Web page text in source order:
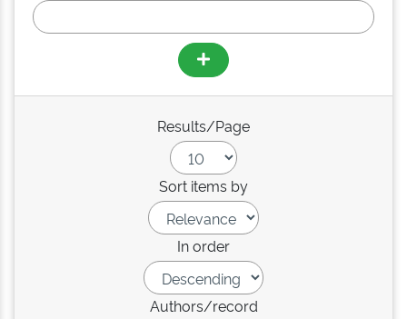
Results/Page
Sort items by
In order
Authors/record